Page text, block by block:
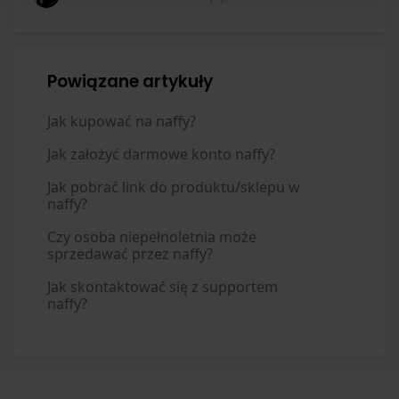
Powiązane artykuły
Jak kupować na naffy?
Jak założyć darmowe konto naffy?
Jak pobrać link do produktu/sklepu w
naffy?
Czy osoba niepełnoletnia może
sprzedawać przez naffy?
Jak skontaktować się z supportem
naffy?